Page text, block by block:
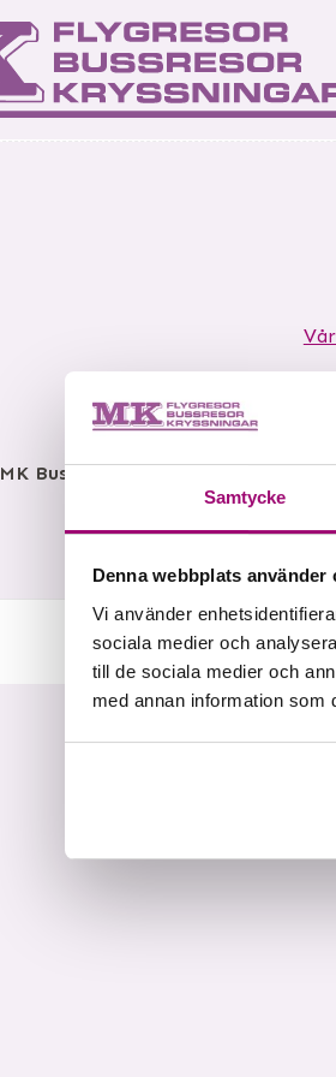
Samtycke
Denna webbplats använder
Vi använder
sociala medier och
till de sociala medier och
med annan information som
Start Kontakta oss
MK Bussresor AB